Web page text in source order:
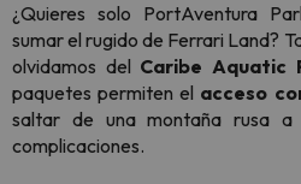
¿Quieres solo PortAventura
sumar el rugido de Ferrari Land?
olvidamos del Caribe Aquatic
paquetes permiten el acceso
saltar de una montaña rusa
complicaciones.